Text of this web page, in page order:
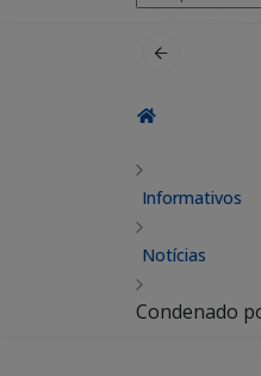
por:
Informativos
Notícias
Condenado